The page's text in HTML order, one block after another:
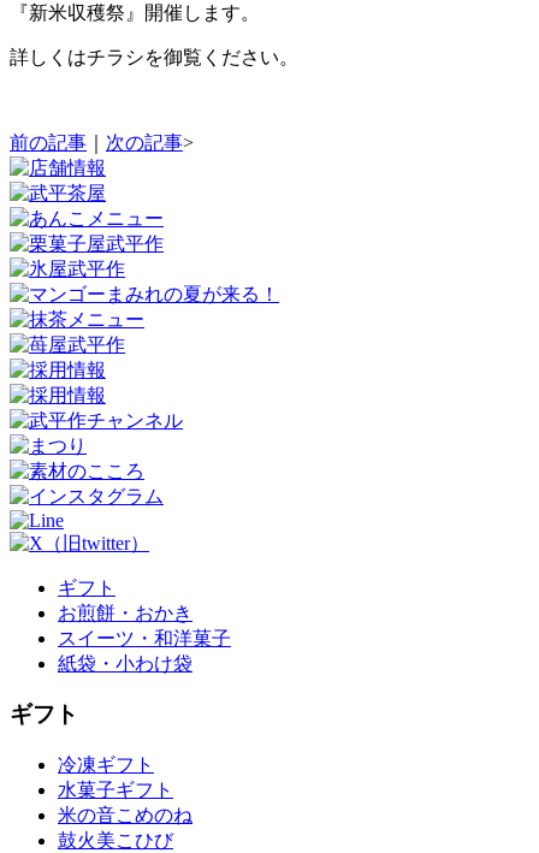
『新米収穫祭』開催します。
詳しくはチラシを御覧ください。
前の記事 次の記事>
ギフト
お煎餅・おかき
スイーツ・和洋菓子
紙袋・小わけ袋
ギフト
冷凍ギフト
水菓子ギフト
米の音こめのね
鼓火美こひび